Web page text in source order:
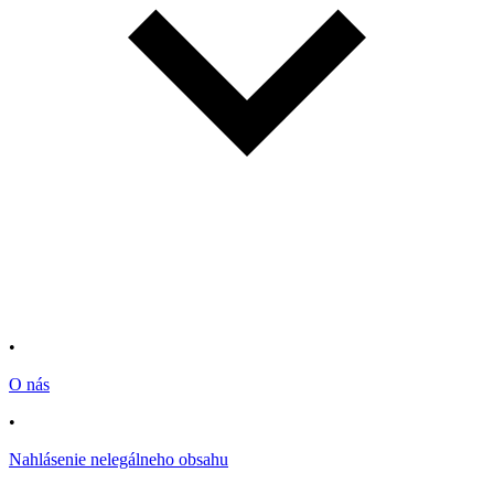
•
O nás
•
Nahlásenie nelegálneho obsahu